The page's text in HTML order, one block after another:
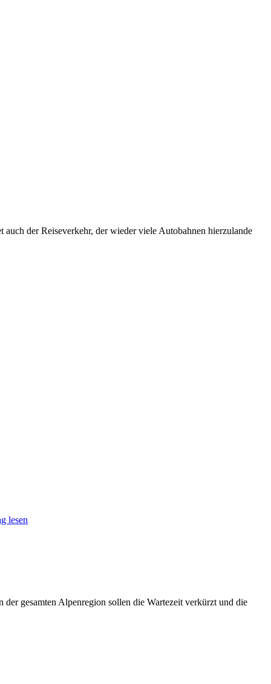
auch der Reiseverkehr, der wieder viele Autobahnen hierzulande
lesen
gesamten Alpenregion sollen die Wartezeit verkürzt und die